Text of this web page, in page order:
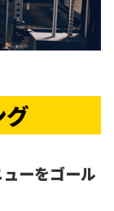
グ
ーをゴール